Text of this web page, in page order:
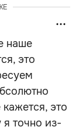
наше
это
это
я точно из-